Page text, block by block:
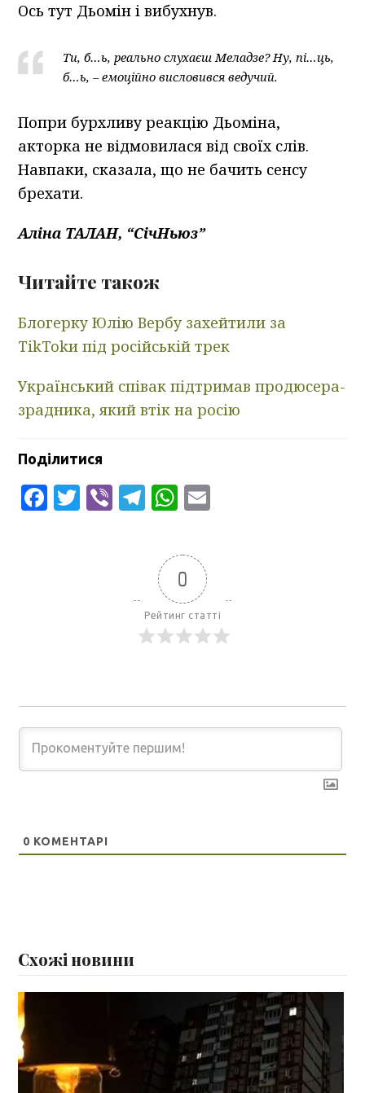
Ось тут Дьомін і вибухнув.
Ти, б…ь, реально слухаєш Меладзе? Ну, пі…ць,
б…ь, – емоційно висловився ведучий.
Попри бурхливу реакцію Дьоміна,
акторка не відмовилася від своїх слів.
Навпаки, сказала, що не бачить сенсу
брехати.
Аліна ТАЛАН, “СічНьюз”
Читайте також
Блогерку Юлію Вербу захейтили за
TikTokи під російській трек
Український співак підтримав продюсера-
зрадника, який втік на росію
Поділитися
Facebook
Twitter
ViberTelegram
WhatsApp
0
Рейтинг статті
0 КОМЕНТАРІ
Схожі новини